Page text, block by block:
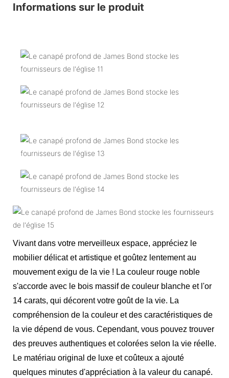
Informations sur le produit
Vivant dans votre merveilleux espace, appréciez le
mobilier délicat et artistique et goûtez lentement au
mouvement exigu de la vie ! La couleur rouge noble
s'accorde avec le bois massif de couleur blanche et l'or
14 carats, qui décorent votre goût de la vie. La
compréhension de la couleur et des caractéristiques de
la vie dépend de vous. Cependant, vous pouvez trouver
des preuves authentiques et colorées selon la vie réelle.
Le matériau original de luxe et coûteux a ajouté
quelques minutes d'appréciation à la valeur du canapé.